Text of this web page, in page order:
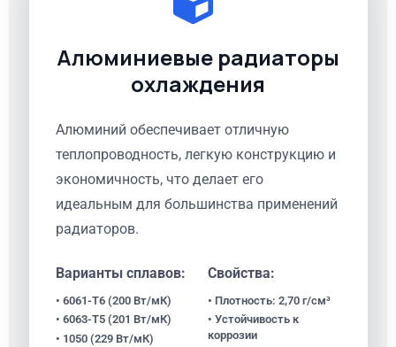
Алюминиевые радиаторы
охлаждения
Алюминий обеспечивает отличную
теплопроводность, легкую конструкцию и
экономичность, что делает его
идеальным для большинства применений
радиаторов.
Варианты сплавов:
• 6061-T6 (200 Вт/мК)
• 6063-T5 (201 Вт/мК)
• 1050 (229 Вт/мК)
Свойства:
• Плотность: 2,70 г/см³
• Устойчивость к
коррозии